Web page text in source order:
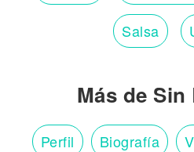
Salsa
Más de Sin
Perfil Biografía